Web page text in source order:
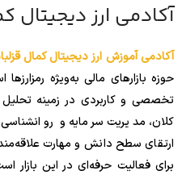
آکادمی ارز دیجیتال
آکادمی آموزش ارز دیجیتال کمال
حوزه بازارهای مالی به‌ویژه
تخصصی و کاربردی در زمینه تحلیل
کلان، مدیریت سرمایه و
ارتقای سطح دانش و مهارت
برای فعالیت حرفه‌ای در این